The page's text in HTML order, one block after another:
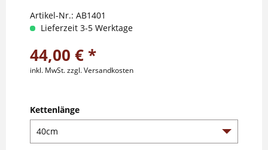
Artikel-Nr.: AB1401
Lieferzeit 3-5 Werktage
44,00 € *
inkl. MwSt.zzgl. Versandkosten
Kettenlänge